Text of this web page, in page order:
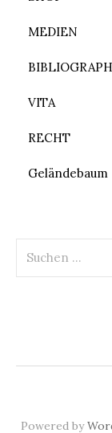
MEDIEN
VITA
RECHT
Geländebaum
nach:
Powered by